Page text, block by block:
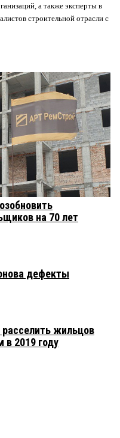
а также эксперты в
строительной отрасли с
на 70 лет
дефекты
расселить жильцов
в 2019 году